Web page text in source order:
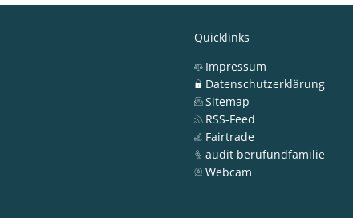
Quicklinks
Impressum
Datenschutzerklärung
Sitemap
RSS-Feed
Fairtrade
audit berufundfamilie
Webcam